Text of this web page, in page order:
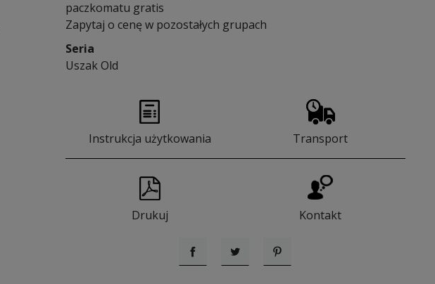
paczkomatu gratis
Zapytaj o cenę w pozostałych grupach
Seria
Uszak Old
Instrukcja użytkowania Transport
Drukuj Kontakt
UdostępnijTweetujPinterest